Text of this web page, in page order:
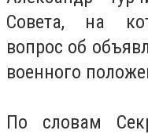
Совета, на
вопрос об
военного
По словам